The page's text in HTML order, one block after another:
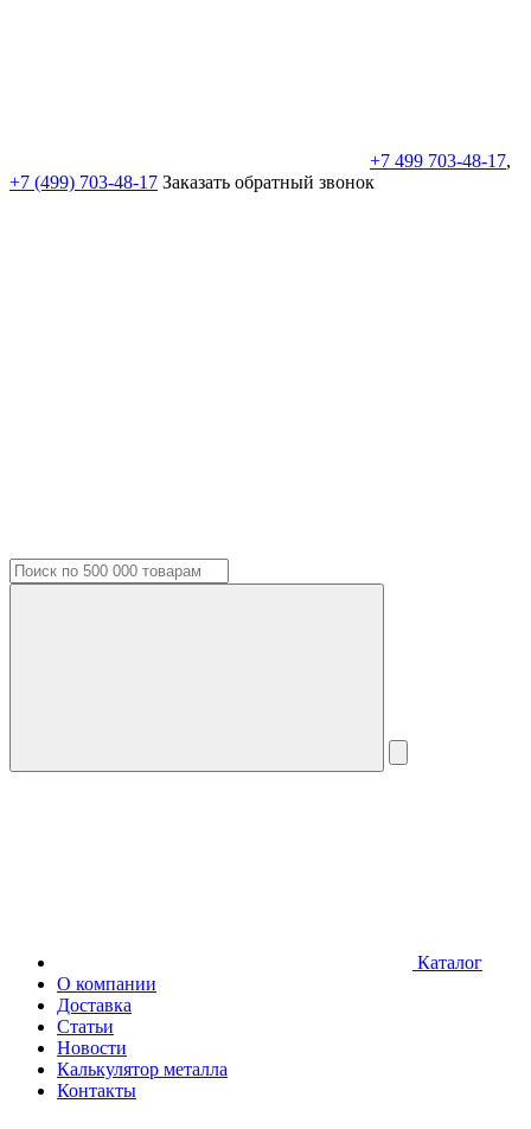
+7 499 703-48-17,
+7 (499) 703-48-17 Заказать обратный звонок
Каталог
О компании
Доставка
Статьи
Новости
Калькулятор металла
Контакты